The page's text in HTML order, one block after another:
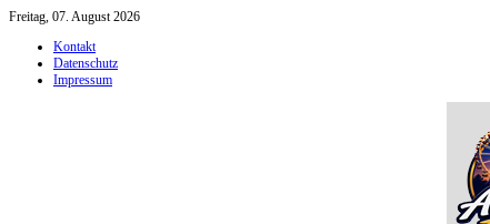
Freitag, 07. August 2026
Kontakt
Datenschutz
Impressum